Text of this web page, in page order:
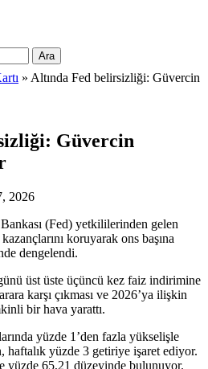
Ara
» Altında Fed belirsizliği: Güvercin
Güvercin
2026
(Fed) yetkililerinden gelen
koruyarak ons başına
dengelendi.
üst üste üçüncü kez faiz indirimine
karşı çıkması ve 2026’ya ilişkin
bir hava yarattı.
yüzde 1’den fazla yükselişle
haftalık yüzde 3 getiriye işaret ediyor.
yüzde 65,21 düzeyinde bulunuyor.